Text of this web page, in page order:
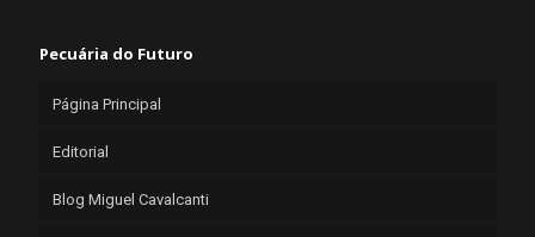
Pecuária do Futuro
Página Principal
Editorial
Blog Miguel Cavalcanti